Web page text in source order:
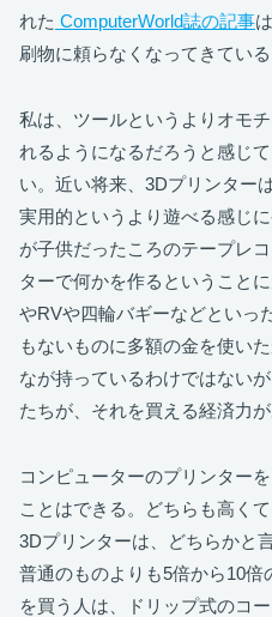
れた ComputerWorld誌の記事
刷物に頼らなくなってきている
私は、ツールというよりオモ
れるようになるだろうと感じ
い。近い将来、3Dプリンター
実用的というより遊べる感じ
が子供だったころのテープレ
ターで何かを作るということ
やRVや四輪バギーなどといっ
もないものに多額の金を使い
なが持っているわけではない
たちが、それを買える経済力が
コンピューターのプリンター
ことはできる。どちらも高く
3Dプリンターは、どちらかと
普通のものよりも5倍から10
を買う人は、ドリップ式のコ